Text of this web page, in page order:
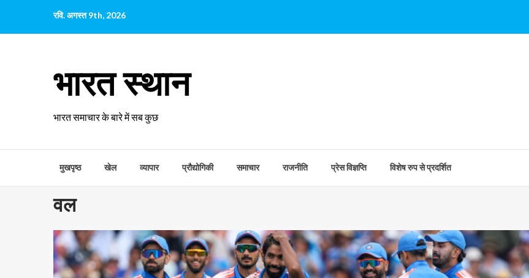
पर
रवि. अगस्त 9th, 2026
भारत स्थान
भारत समाचार के बारे में सब कुछ
मुखपृष्ठ खेल व्यापार प्रौद्योगिकी समाचार राजनीति प्रेस विज्ञप्ति विशेष रुप से प्रदर्शित
वल